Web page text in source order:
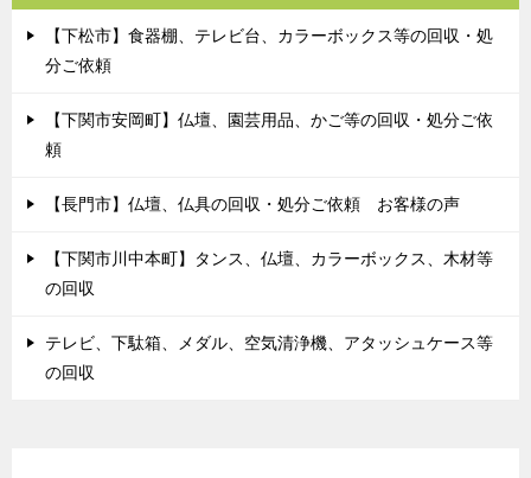
【下松市】食器棚、テレビ台、カラーボックス等の回収・処
分ご依頼
【下関市安岡町】仏壇、園芸用品、かご等の回収・処分ご依
頼
【長門市】仏壇、仏具の回収・処分ご依頼 お客様の声
【下関市川中本町】タンス、仏壇、カラーボックス、木材等
の回収
テレビ、下駄箱、メダル、空気清浄機、アタッシュケース等
の回収